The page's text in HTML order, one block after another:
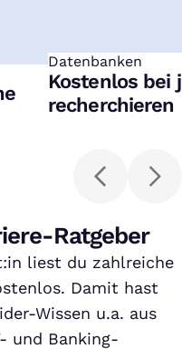
Datenbanken
:
Kostenlos bei
recherchieren
Ratgeber
liest du zahlreiche
Damit hast
Wissen u.a. aus
und Banking-